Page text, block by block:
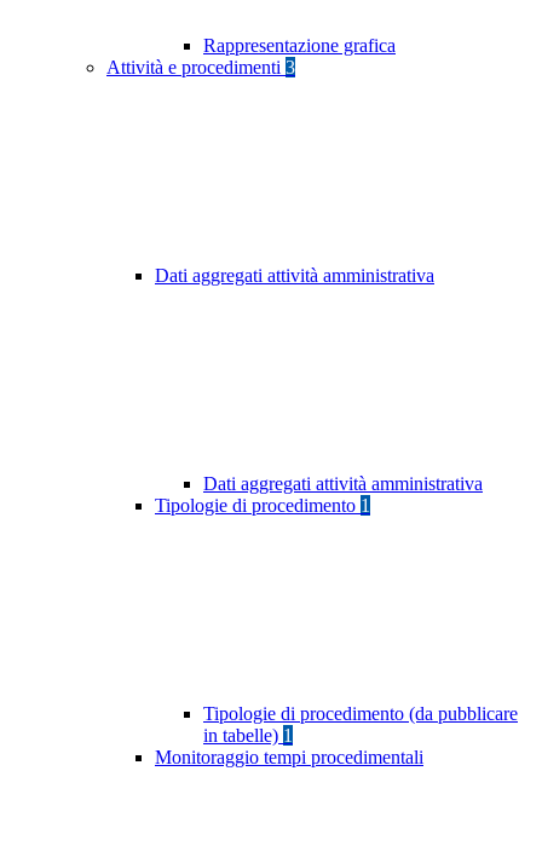
Rappresentazione grafica
Attività e procedimenti 3
Dati aggregati attività amministrativa
Dati aggregati attività amministrativa
Tipologie di procedimento 1
Tipologie di procedimento (da pubblicare
in tabelle) 1
Monitoraggio tempi procedimentali